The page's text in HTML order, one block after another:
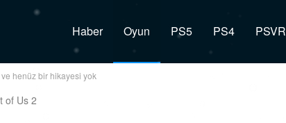
Haber Oyun PS5 PS4 PSVR
henüz bir hikayesi yok